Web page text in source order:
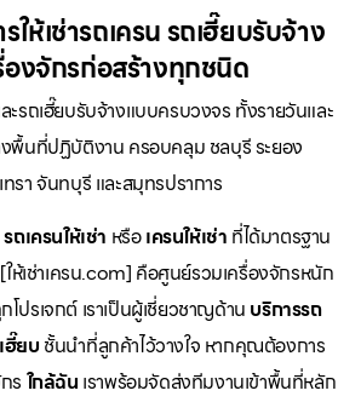
ห้เช่ารถเครน รถเฮี๊ยบรับจ้าง
องจักรก่อสร้างทุกชนิด
ละรถเฮี๊ยบรับจ้างแบบครบวงจร ทั้งรายวันและ
พื้นที่ปฏิบัติงาน ครอบคลุม ชลบุรี ระยอง
ทรา จันทบุรี และสมุทรปราการ
รถเครนให้เช่า หรือเครนให้เช่า ที่ได้มาตรฐาน
เช่าเครน.com] คือศูนย์รวมเครื่องจักรหนัก
ปรเจกต์ เราเป็นผู้เชี่ยวชาญด้าน บริการรถ
ฮี๊ยบ ชั้นนำที่ลูกค้าไว้วางใจ หากคุณต้องการ
ร ใกล้ฉัน เราพร้อมจัดส่งทีมงานเข้าพื้นที่หลัก